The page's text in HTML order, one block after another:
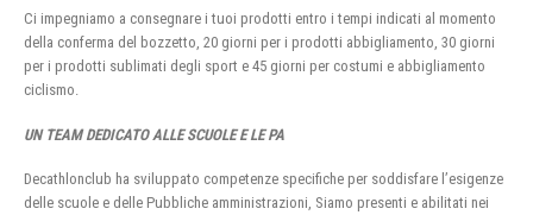
Ci impegniamo a consegnare i tuoi prodotti entro i tempi indicati al momento
della conferma del bozzetto, 20 giorni per i prodotti abbigliamento, 30 giorni
per i prodotti sublimati degli sport e 45 giorni per costumi e abbigliamento
ciclismo.
UN TEAM DEDICATO ALLE SCUOLE E LE PA
Decathlonclub ha sviluppato competenze specifiche per soddisfare l’esigenze
delle scuole e delle Pubbliche amministrazioni, Siamo presenti e abilitati nei